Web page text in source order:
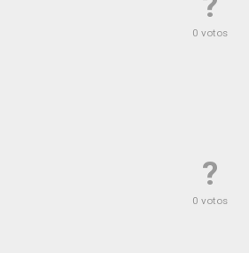
0 votos
?
0 votos